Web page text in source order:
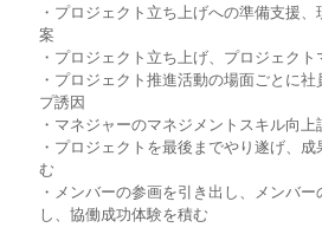
・プロジェクト立ち上げへの準備支援
案
・プロジェクト立ち上げ、プロジェク
・プロジェクト推進活動の場面ごとに
プ誘因
・マネジャーのマネジメントスキル向上
・プロジェクトを最後までやり遂げ、
む
・メンバーの参画を引き出し、メンバ
し、協働成功体験を積む